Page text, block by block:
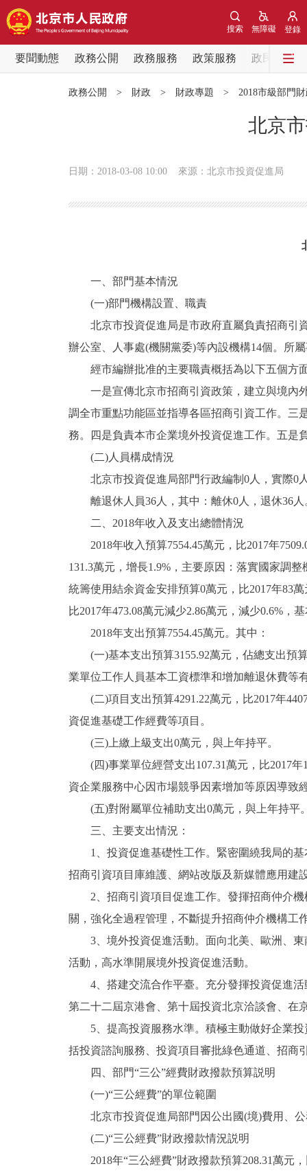
登錄
無障礙
搜索
要聞動態 政務公開 政務服務 政策服務
政民互動
政策兌現
決策公開
個人服務
便民服務
仲介服務
政民互動
12345網上接訴即辦
參與調查
北京概況
綠色北京
ENGLISH
DEUTSCH
ESPAÑOL
政務公開 > 財政 > 財政專題 > 2018市級部門
北京
日期：2018-03-08 10:00 來源：北京市投資促進局
一、部門基本情況
(一)部門機構設置、職責
北京市投資促進局是市政府直屬負責招商引資
辦公室、人事處(機關黨委)等內設機構14個。所
經市編辦批准的主要職責概括為以下五個方
一是宣傳北京市招商引資政策，建立與境內外
調全市重點功能區並指導各區招商引資工作。三
務。四是負責本市企業境外投資促進工作。五是
(二)人員構成情況
北京市投資促進局部門行政編制0人，實際0
離退休人員36人，其中：離休0人，退休36人
二、2018年收入及支出總體情況
2018年收入預算7554.45萬元，比2017年
131.3萬元，增長1.9%，主要原因：落實國家調
統籌使用結余資金安排預算0萬元，比2017年83
比2017年473.08萬元減少2.86萬元，減少0.6%，
2018年支出預算7554.45萬元。其中：
(一)基本支出預算3155.92萬元，佔總支出預算
業單位工作人員基本工資標準和增加離退休費等
(二)項目支出預算4291.22萬元，比2017年
資促進基礎工作經費等項目。
(三)上繳上級支出0萬元，與上年持平。
(四)事業單位經營支出107.31萬元，比2017年
資企業服務中心因市場競爭因素增加等原因導致
(五)對附屬單位補助支出0萬元，與上年持平
三、主要支出情況：
1、投資促進基礎性工作。緊密圍繞我局的基
招商引資項目庫維護、網站改版及新媒體應用建
2、招商引資項目促進工作。發揮招商仲介機
關，強化全過程管理，不斷提升招商仲介機構工
3、境外投資促進活動。面向北美、歐洲、東
活動，高水準開展境外投資促進活動。
4、搭建交流合作平臺。充分發揮投資促進活
第二十二屆京港會、第十屆投資北京洽談會、在
5、提高投資服務水準。積極主動做好企業投
括投資諮詢服務、投資項目審批綠色通道、招商
四、部門“三公”經費財政撥款預算説明
(一)“三公經費”的單位範圍
北京市投資促進局部門因公出國(境)費用、公
(二)“三公經費”財政撥款情況説明
2018年“三公經費”財政撥款預算208.31萬元，